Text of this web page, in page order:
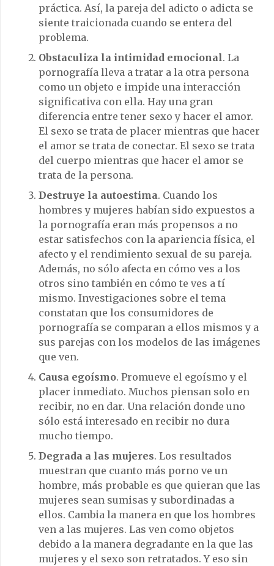
práctica. Así, la pareja del adicto o adicta se
siente traicionada cuando se entera del
problema.
Obstaculiza la intimidad emocional. La
pornografía lleva a tratar a la otra persona
como un objeto e impide una interacción
significativa con ella. Hay una gran
diferencia entre tener sexo y hacer el amor.
El sexo se trata de placer mientras que hacer
el amor se trata de conectar. El sexo se trata
del cuerpo mientras que hacer el amor se
trata de la persona.
Destruye la autoestima. Cuando los
hombres y mujeres habían sido expuestos a
la pornografía eran más propensos a no
estar satisfechos con la apariencia física, el
afecto y el rendimiento sexual de su pareja.
Además, no sólo afecta en cómo ves a los
otros sino también en cómo te ves a tí
mismo. Investigaciones sobre el tema
constatan que los consumidores de
pornografía se comparan a ellos mismos y a
sus parejas con los modelos de las imágenes
que ven.
Causa egoísmo. Promueve el egoísmo y el
placer inmediato. Muchos piensan solo en
recibir, no en dar. Una relación donde uno
sólo está interesado en recibir no dura
mucho tiempo.
Degrada a las mujeres. Los resultados
muestran que cuanto más porno ve un
hombre, más probable es que quieran que las
mujeres sean sumisas y subordinadas a
ellos. Cambia la manera en que los hombres
ven a las mujeres. Las ven como objetos
debido a la manera degradante en la que las
mujeres y el sexo son retratados. Y eso sin